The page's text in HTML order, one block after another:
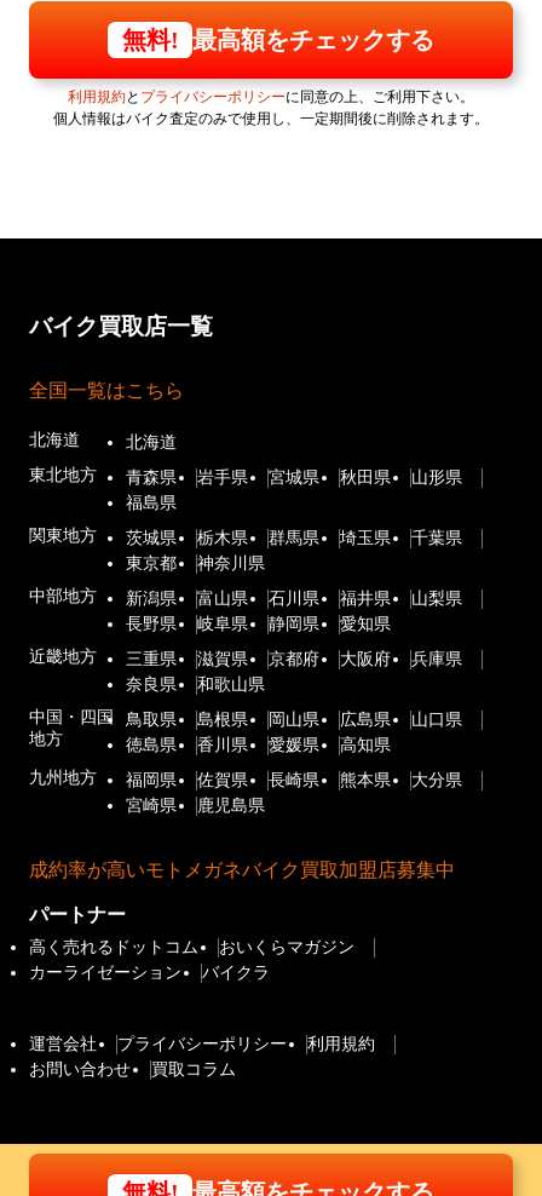
無料! 最高額をチェックする
利用規約と プライバシーポリシーに同意の上、ご利用下さい。
個人情報はバイク査定のみで使用し、一定期間後に削除されます。
バイク買取店一覧
全国一覧はこちら
北海道
北海道
東北地方
青森県 岩手県 宮城県 秋田県
山形県
福島県
関東地方
茨城県 栃木県 群馬県 埼玉県
千葉県
東京都
神奈川県
中部地方
新潟県 富山県 石川県 福井県
山梨県
長野県
岐阜県 静岡県
愛知県
近畿地方
三重県 滋賀県 京都府 大阪府
兵庫県
奈良県
和歌山県
中国・四国
地方
鳥取県 島根県 岡山県 広島県
山口県
徳島県
香川県 愛媛県
高知県
九州地方
福岡県 佐賀県 長崎県 熊本県
大分県
宮崎県
鹿児島県
成約率が高いモトメガネバイク買取加盟店募集中
パートナー
高く売れるドットコム
おいくらマガジン
カーライゼーション
バイクラ
運営会社 プライバシーポリシー
利用規約
お問い合わせ
買取コラム